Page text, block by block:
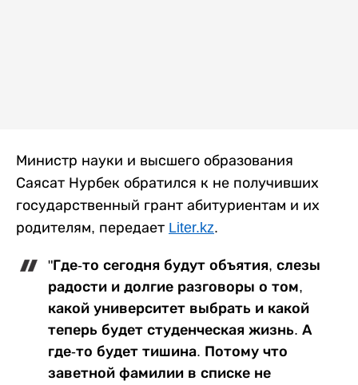
Министр науки и высшего образования
Саясат Нурбек обратился к не получивших
государственный грант абитуриентам и их
родителям, передает Liter.kz.
"Где-то сегодня будут объятия, слезы
радости и долгие разговоры о том,
какой университет выбрать и какой
теперь будет студенческая жизнь. А
где-то будет тишина. Потому что
заветной фамилии в списке не